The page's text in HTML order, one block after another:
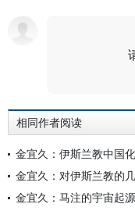
相同作者阅读
金宜久：伊斯兰教中国
金宜久：对伊斯兰教的
金宜久：马注的宇宙起